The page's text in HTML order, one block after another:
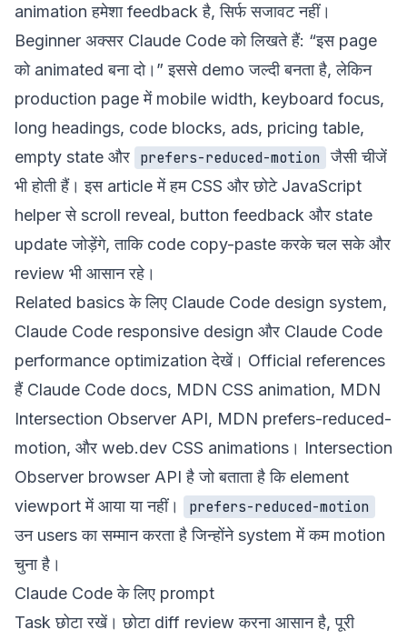
animation हमेशा feedback है, सिर्फ सजावट नहीं।
Beginner अक्सर Claude Code को लिखते हैं: “इस page
को animated बना दो।” इससे demo जल्दी बनता है, लेकिन
production page में mobile width, keyboard focus,
long headings, code blocks, ads, pricing table,
empty state और prefers-reduced-motion जैसी चीजें
भी होती हैं। इस article में हम CSS और छोटे JavaScript
helper से scroll reveal, button feedback और state
update जोड़ेंगे, ताकि code copy-paste करके चल सके और
review भी आसान रहे।
Related basics के लिए Claude Code design system,
Claude Code responsive design और Claude Code
performance optimization देखें। Official references
हैं Claude Code docs, MDN CSS animation, MDN
Intersection Observer API, MDN prefers-reduced-
motion, और web.dev CSS animations । Intersection
Observer browser API है जो बताता है कि element
viewport में आया या नहीं।
prefers-reduced-motion
उन users का सम्मान करता है जिन्होंने system में कम motion
चुना है।
Claude Code के लिए prompt
Task छोटा रखें। छोटा diff review करना आसान है, पूरी